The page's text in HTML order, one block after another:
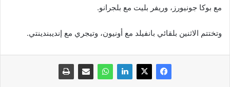
مع بوكا جونيورز، وريفر بليت مع بلجرانو.
وتختتم الاثنين بلقائي بانفيلد مع أونيون، وتيجري مع إنديبندينتي.